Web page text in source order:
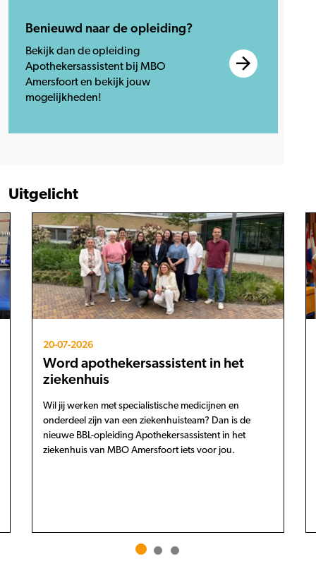
Benieuwd naar de opleiding?
Bekijk dan de opleiding
Apothekersassistent bij MBO
Amersfoort en bekijk jouw
mogelijkheden!
Uitgelicht
20-07-2026
Word apothekersassistent in het
ziekenhuis
Wil jij werken met specialistische medicijnen en
onderdeel zijn van een ziekenhuisteam? Dan is de
nieuwe BBL-opleiding Apothekersassistent in het
ziekenhuis van MBO Amersfoort iets voor jou.